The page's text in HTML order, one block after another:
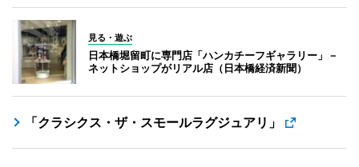
見る・遊ぶ
日本橋堀留町に専門店「ハンカチーフギャラリー」－
ネットショップがリアル店（日本橋経済新聞）
「クラシクス・ザ・スモールラグジュアリ」